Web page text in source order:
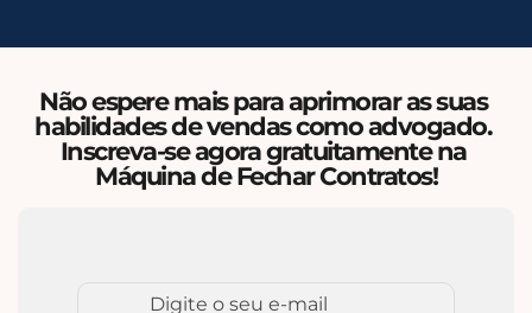
Não espere mais para aprimorar as suas
habilidades de vendas como advogado.
Inscreva-se agora gratuitamente na
Máquina de Fechar Contratos!